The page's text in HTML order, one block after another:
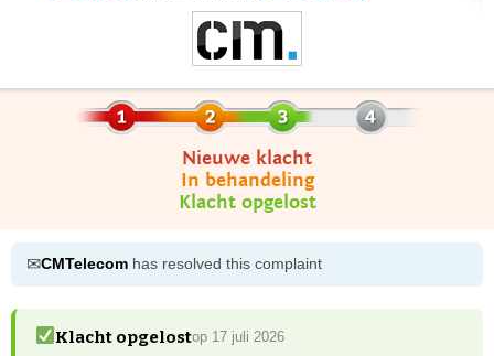
Nieuwe klacht
In behandeling
Klacht opgelost
✉CMTelecom has resolved this complaint
Klacht opgelostop 17 juli 2026